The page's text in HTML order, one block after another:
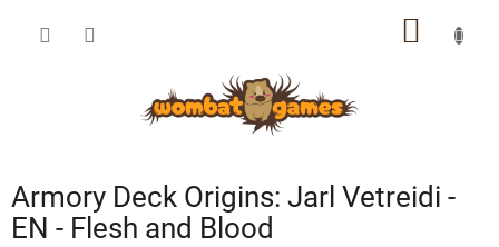
Armory Deck Origins: Jarl Vetreidi -
EN - Flesh and Blood